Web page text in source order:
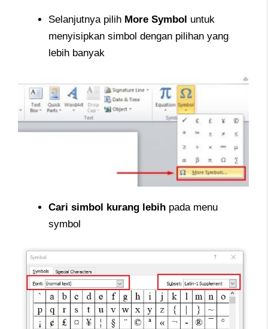
Selanjutnya pilih More Symbol untuk
menyisipkan simbol dengan pilihan yang
lebih banyak
Cari simbol kurang lebih pada menu
symbol